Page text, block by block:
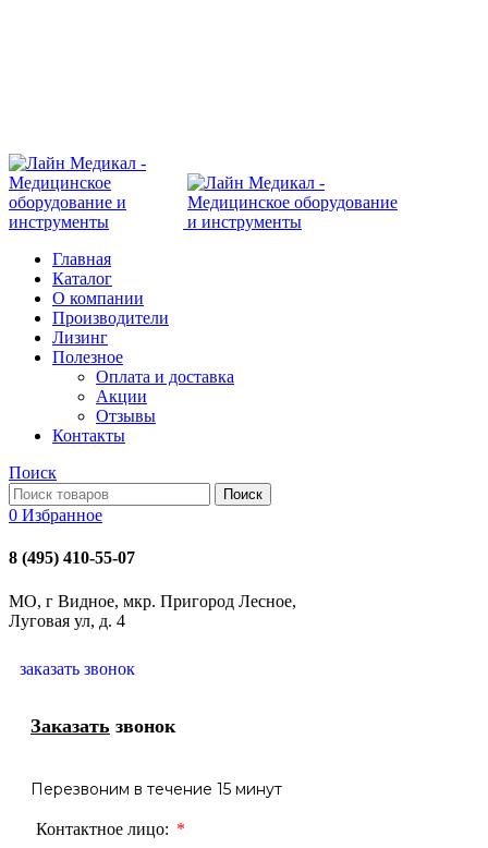
Главная
Каталог
О компании
Производители
Лизинг
Полезное
Оплата и доставка
Акции
Отзывы
Контакты
Поиск
Поиск
0 Избранное
8 (495) 410-55-07
МО, г Видное, мкр. Пригород Лесное,
Луговая ул, д. 4
заказать звонок
Контактное лицо:
Перезвоним в течение 15 минут
Заказать звонок